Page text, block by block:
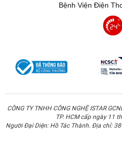
Bên cạnh đó, Xiaomi luôn
mình và thể hiện điều đó
họ. Cụ thể hơn, chiếc màn
đạt được chứng nhận tiêu
TÜV Rheinland. Vì thế, thị lực
Bệnh Viện Điện
CÔNG TY TNHH CÔNG NGHỆ ISTAR
TP. HCM cấp ngày 11
Người Đại Diện: Hồ Tác Thành. Địa chỉ: